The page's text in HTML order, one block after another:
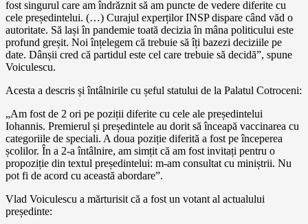
fost singurul care am îndrăznit să am puncte de vedere diferite cu
cele președintelui. (…) Curajul experților INSP dispare când văd o
autoritate. Să lași în pandemie toată decizia în mâna politicului este
profund greșit. Noi înțelegem că trebuie să îți bazezi deciziile pe
date. Dânșii cred că partidul este cel care trebuie să decidă”, spune
Voiculescu.
Acesta a descris și întâlnirile cu șeful statului de la Palatul Cotroceni:
„Am fost de 2 ori pe poziții diferite cu cele ale președintelui
Iohannis. Premierul și președintele au dorit să înceapă vaccinarea cu
categoriile de speciali. A doua poziție diferită a fost pe începerea
școlilor. În a 2-a întâlnire, am simțit că am fost invitați pentru o
propoziție din textul președintelui: m-am consultat cu miniștrii. Nu
pot fi de acord cu această abordare”.
Vlad Voiculescu a mărturisit că a fost un votant al actualului
președinte: